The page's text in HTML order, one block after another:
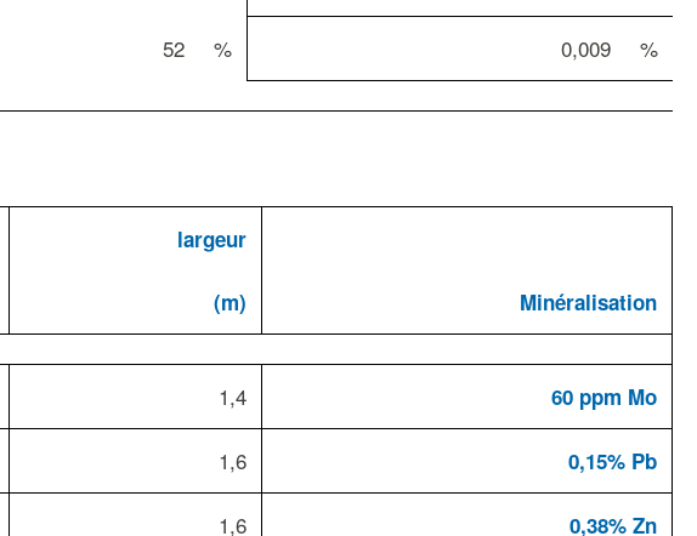
52 % 0,009 %
largeur
(m) Minéralisation
1,4 60 ppm Mo
1,6 0,15% Pb
1,6 0,38% Zn